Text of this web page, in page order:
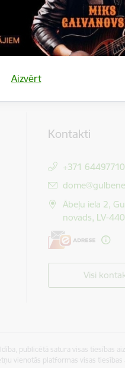
Aizvērt
Kontakti
+371 64497710
E-pasts:
Ābeļu iela 2,
novads, LV-
Visi
publicētā satura visas tiesības
vienotās platformas visas tiesības